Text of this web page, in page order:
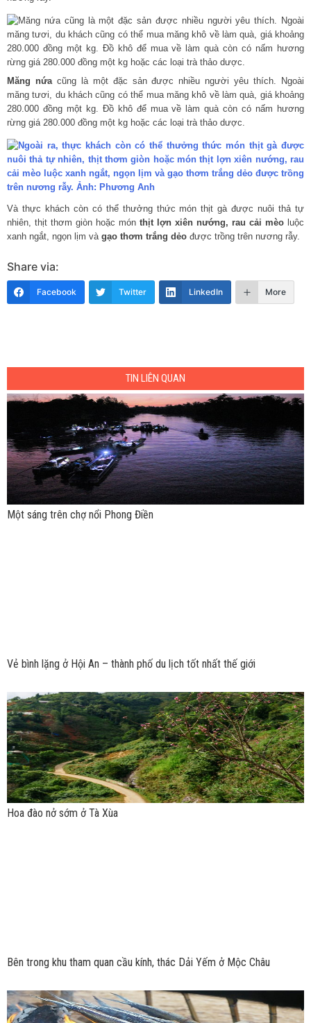
Măng nứacũng là một đặc sản được nhiều người yêu thích. Ngoài
măng tươi, du khách cũng có thể mua măng khô về làm quà, giá khoảng
280.000 đồng một kg. Đồ khô để mua về làm quà còn có nấm hương
rừng giá 280.000 đồng một kg hoặc các loại trà thảo dược.
Và thực khách còn có thể thưởng thức món thịt gà được nuôi thả tự
nhiên, thịt thơm giòn hoặc món thịt lợn xiên nướng, rau cải mèo luộc
xanh ngắt, ngọn lịm và gạo thơm trắng dẻo được trồng trên nương rẫy.
Share via:
Facebook Twitter LinkedIn More
TIN LIÊN QUAN
Một sáng trên chợ nổi Phong Điền
Vẻ bình lặng ở Hội An – thành phố du lịch tốt nhất thế giới
Hoa đào nở sớm ở Tà Xùa
Bên trong khu tham quan cầu kính, thác Dải Yếm ở Mộc Châu